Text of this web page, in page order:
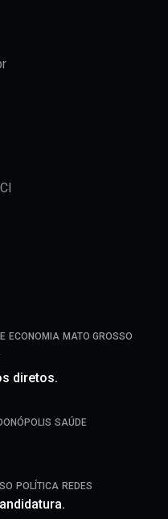
ECONOMIA MATO GROSSO
diretos.
SAÚDE
POLÍTICA REDES